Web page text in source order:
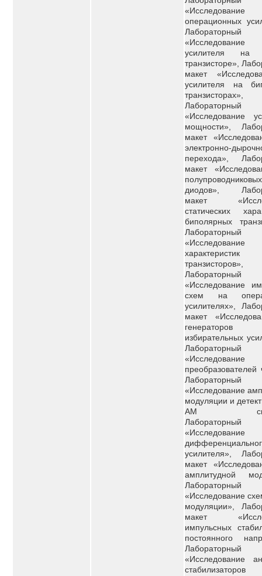
«Исследование
операционных
усилителя на
транзисторе»,
макет
усилителя на
транзисторах»,
«Исследование
мощности»,
макет
электронно-
перехода»,
макет
полупроводниковых
диодов»,
макет
статических
биполярных
«Исследование
характеристик
транзисторов»,
«Исследование
схем на
усилителях»,
макет
избирательных
«Исследование
преобразователей
«Исследование
модуляции и
АМ
«Исследование
усилителя»,
макет
амплитудной
«Исследование
модуляции»,
макет
импульсных
постоянного
«Исследование
стабилизаторов